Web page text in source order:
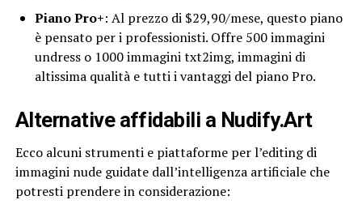
Piano Pro+: Al prezzo di $29,90/mese, questo piano
è pensato per i professionisti. Offre 500 immagini
undress o 1000 immagini txt2img, immagini di
altissima qualità e tutti i vantaggi del piano Pro.
Alternative affidabili a Nudify.Art
Ecco alcuni strumenti e piattaforme per l’editing di
immagini nude guidate dall’intelligenza artificiale che
potresti prendere in considerazione: